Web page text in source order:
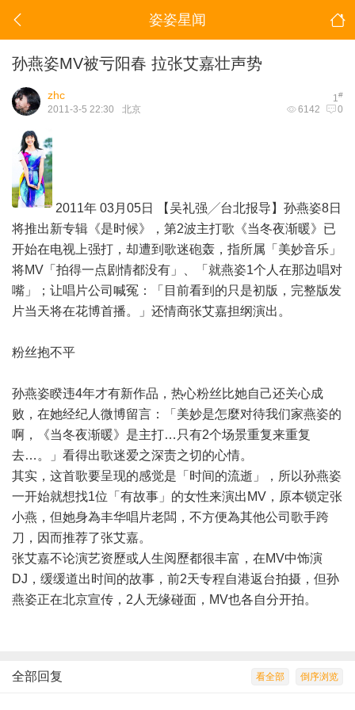
姿姿星闻
孙燕姿MV被亏阳春 拉张艾嘉壮声势
1#
zhc
6142 0
2011-3-5 22:30 北京
2011年 03月05日 【吴礼强╱台北报导】孙燕姿8日
将推出新专辑《是时候》，第2波主打歌《当冬夜渐暖》已
开始在电视上强打，却遭到歌迷砲轰，指所属「美妙音乐」
将MV「拍得一点剧情都没有」、「就燕姿1个人在那边唱对
嘴」；让唱片公司喊冤：「目前看到的只是初版，完整版发
片当天将在花博首播。」还情商张艾嘉担纲演出。
粉丝抱不平
孙燕姿睽违4年才有新作品，热心粉丝比她自己还关心成
败，在她经纪人微博留言：「美妙是怎麼对待我们家燕姿的
啊，《当冬夜渐暖》是主打…只有2个场景重复来重复
去…。」看得出歌迷爱之深责之切的心情。
其实，这首歌要呈现的感觉是「时间的流逝」，所以孙燕姿
一开始就想找1位「有故事」的女性来演出MV，原本锁定张
小燕，但她身為丰华唱片老闆，不方便為其他公司歌手跨
刀，因而推荐了张艾嘉。
张艾嘉不论演艺资歷或人生阅歷都很丰富，在MV中饰演
DJ，缓缓道出时间的故事，前2天专程自港返台拍摄，但孙
燕姿正在北京宣传，2人无缘碰面，MV也各自分开拍。
倒序浏览
看全部
全部回复